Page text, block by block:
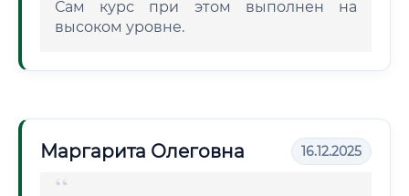
Сам курс при этом выполнен на
высоком уровне.
Маргарита Олеговна 16.12.2025